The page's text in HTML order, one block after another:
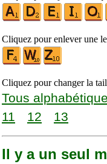
Cliquez pour enlever une
Cliquez pour changer la
Tous alphabétique
11
12 13
Il y a un seul